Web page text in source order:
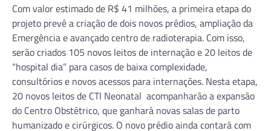
Com valor estimado de R$ 41 milhões, a primeira etapa do
projeto prevê a criação de dois novos prédios, ampliação da
Emergência e avançado centro de radioterapia. Com isso,
serão criados 105 novos leitos de internação e 20 leitos de
“hospital dia” para casos de baixa complexidade,
consultórios e novos acessos para internações. Nesta etapa,
20 novos leitos de CTI Neonatal acompanharão a expansão
do Centro Obstétrico, que ganhará novas salas de parto
humanizado e cirúrgicos. O novo prédio ainda contará com